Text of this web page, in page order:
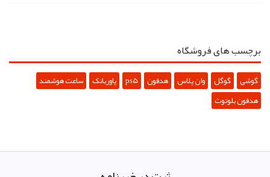
برچسب های فروشگاه
گوشی گوگل وان پلاس هدفون ps5 پاوربانک ساعت هوشمند
هدفون بلوتوث